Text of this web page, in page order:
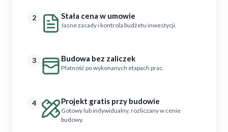
2 Stała cena w umowie
Jasne zasady i kontrola budżetu inwestycji.
3 Budowa bez zaliczek
Płatność po wykonanych etapach prac.
4 Projekt gratis przy budowie
Gotowy lub indywidualny, rozliczany w cenie
budowy.